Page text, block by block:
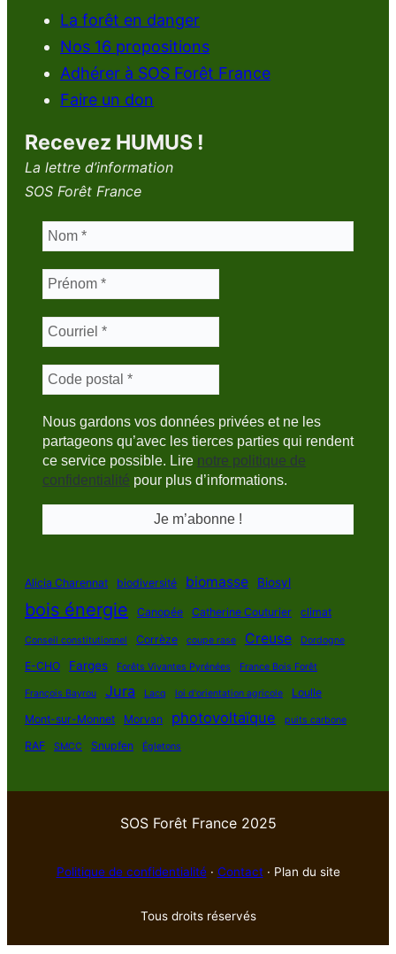
La forêt en danger
Nos 16 propositions
Adhérer à SOS Forêt France
Faire un don
Recevez HUMUS !
La lettre d’information
SOS Forêt France
Nous gardons vos données privées et ne les
partageons qu’avec les tierces parties qui rendent
ce service possible. Lire notre politique de
confidentialité pour plus d’informations.
Alicia Charennat biodiversité biomasse Biosyl
bois énergie Canopée Catherine Couturier climat
Conseil constitutionnel Corrèze coupe rase Creuse Dordogne
E-CHO Farges Forêts Vivantes Pyrénées France Bois Forêt
François Bayrou Jura Lacq loi d'orientation agricole
Loulle
Mont-sur-Monnet
Morvan photovoltaïque puits carbone
RAF SMCC Snupfen Égletons
SOS Forêt France 2025
Politique de confidentialité· Contact· Plan du site
Tous droits réservés